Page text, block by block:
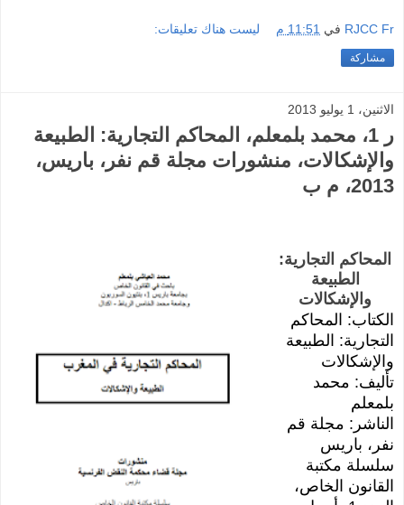
RJCC Fr في 11:51 م ليست هناك تعليقات:
مشاركة
الاثنين، 1 يوليو 2013
ر 1، محمد بلمعلم، المحاكم التجارية: الطبيعة
والإشكالات، منشورات مجلة قم نفر، باريس،
2013، م ب
المحاكم التجارية:
الطبيعة
والإشكالات
الكتاب: المحاكم
التجارية: الطبيعة
والإشكالات
تأليف: محمد
بلمعلم
الناشر: مجلة قم
نفر، باريس
سلسلة مكتبة
القانون الخاص،